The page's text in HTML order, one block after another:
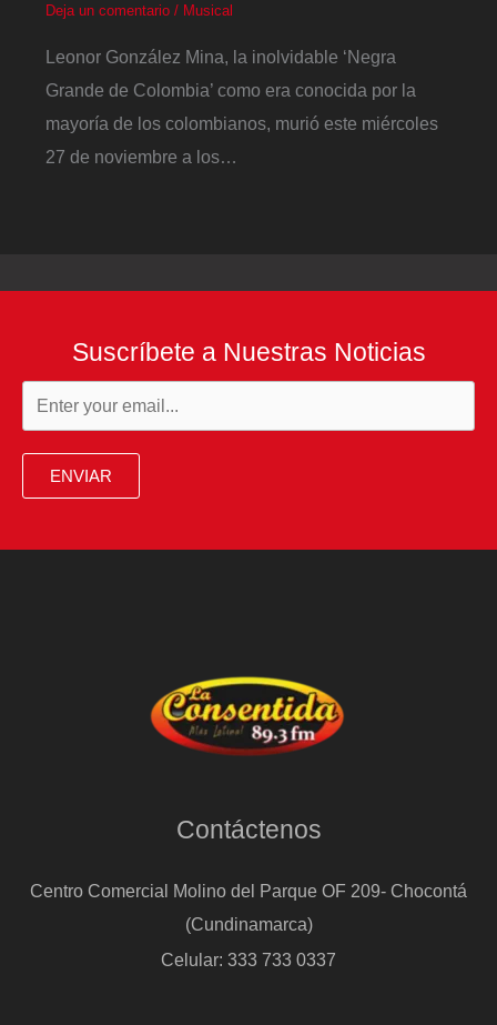
Deja un comentario / Musical
Leonor González Mina, la inolvidable ‘Negra
Grande de Colombia’ como era conocida por la
mayoría de los colombianos, murió este miércoles
27 de noviembre a los…
Suscríbete a Nuestras Noticias
ENVIAR
Contáctenos
Centro Comercial Molino del Parque OF 209- Chocontá
(Cundinamarca)
Celular: 333 733 0337